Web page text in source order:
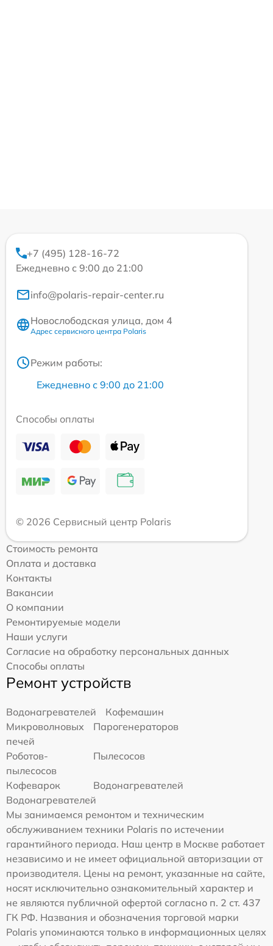
+7 (495) 128-16-72
Ежедневно с 9:00 до 21:00
info@polaris-repair-center.ru
Новослободская улица, дом 4
Адрес сервисного центра Polaris
Режим работы:
Ежедневно с 9:00 до 21:00
Способы оплаты
© 2026 Сервисный центр Polaris
Стоимость ремонта
Оплата и доставка
Контакты
Вакансии
О компании
Ремонтируемые модели
Наши услуги
Согласие на обработку персональных данных
Способы оплаты
Ремонт устройств
Водонагревателей
Кофемашин
Микроволновых
печей
Парогенераторов
Роботов-
пылесосов
Пылесосов
Кофеварок
Водонагревателей
Водонагревателей
Мы занимаемся ремонтом и техническим
обслуживанием техники Polaris по истечении
гарантийного периода. Наш центр в Москве работает
независимо и не имеет официальной авторизации от
производителя. Цены на ремонт, указанные на сайте,
носят исключительно ознакомительный характер и
не являются публичной офертой согласно п. 2 ст. 437
ГК РФ. Названия и обозначения торговой марки
Polaris упоминаются только в информационных целях